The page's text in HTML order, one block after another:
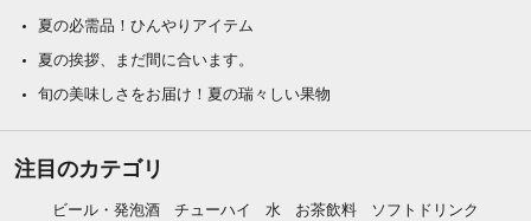
夏の必需品！ひんやりアイテム
夏の挨拶、まだ間に合います。
旬の美味しさをお届け！夏の瑞々しい果物
注目のカテゴリ
ビール・発泡酒 チューハイ 水 お茶飲料 ソフトドリンク